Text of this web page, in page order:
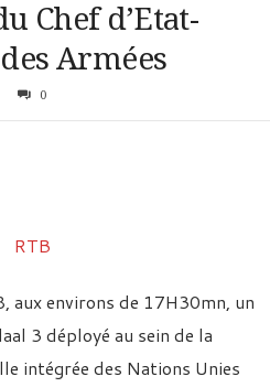
Chef d’Etat-
Armées
0
aux environs de 17H30mn, un
3 déployé au sein de la
intégrée des Nations Unies